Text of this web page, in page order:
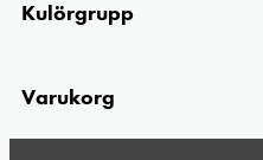
Kulörgrupp
Varukorg